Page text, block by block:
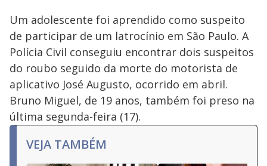
Um adolescente foi aprendido como suspeito
de participar de um latrocínio em São Paulo. A
Polícia Civil conseguiu encontrar dois suspeitos
do roubo seguido da morte do motorista de
aplicativo José Augusto, ocorrido em abril.
Bruno Miguel, de 19 anos, também foi preso na
última segunda-feira (17).
VEJA TAMBÉM